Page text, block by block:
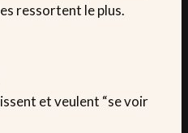
ressortent le plus.
et veulent “se voir